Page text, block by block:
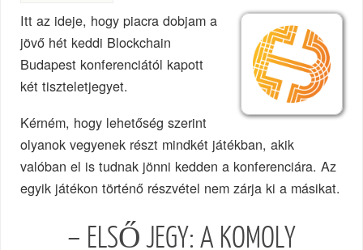
Itt az ideje, hogy piacra dobjam a
jövő hét keddi Blockchain
Budapest konferenciától kapott
két tiszteletjegyet.
Kérném, hogy lehetőség szerint
olyanok vegyenek részt mindkét játékban, akik
valóban el is tudnak jönni kedden a konferenciára. Az
egyik játékon történő részvétel nem zárja ki a másikat.
– ELSŐ JEGY: A KOMOLY